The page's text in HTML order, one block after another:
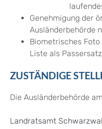
Genehmigung der
Ausländerbehörde
Biometrisches
Liste als
ZUSTÄNDIGE
Die Ausländerbehörde
Landratsamt